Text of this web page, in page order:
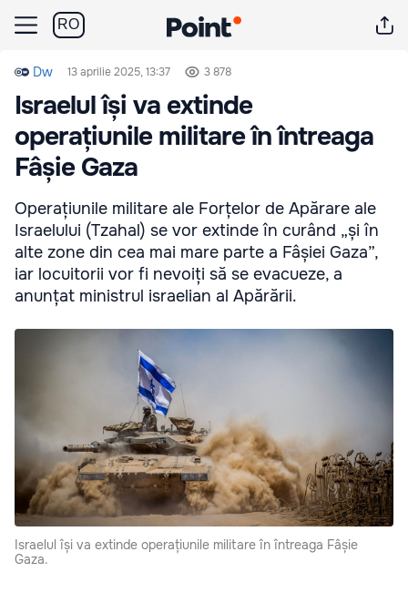
RO
Dw 13 aprilie 2025, 13:37 3 878
Israelul își va extinde
operațiunile militare în întreaga
Fâșie Gaza
Operațiunile militare ale Forțelor de Apărare ale
Israelului (Tzahal) se vor extinde în curând „și în
alte zone din cea mai mare parte a Fâșiei Gaza”,
iar locuitorii vor fi nevoiți să se evacueze, a
anunțat ministrul israelian al Apărării.
Israelul își va extinde operațiunile militare în întreaga Fâșie
Gaza.